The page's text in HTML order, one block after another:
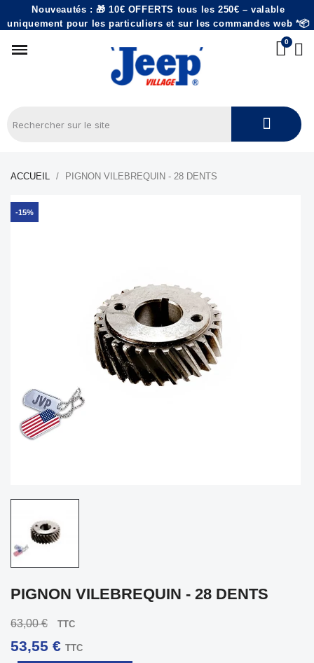
Nouveautés : 🎁 10€ OFFERTS tous les 250€ – valable
uniquement pour les particuliers et sur les commandes web *📦
ACCUEIL PIGNON VILEBREQUIN - 28 DENTS
-15%
PIGNON VILEBREQUIN - 28 DENTS
63,00 € TTC
53,55 € TTC